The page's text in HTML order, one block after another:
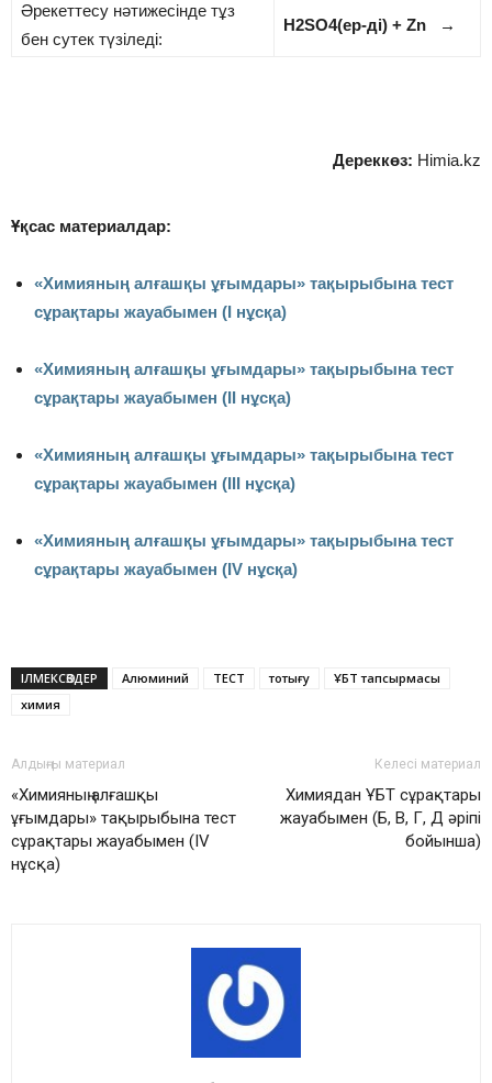
Әрекеттесу нәтижесінде тұз
бен сутек түзіледі:
H2SO4(ер-ді) + Zn →
Дереккөз: Himia.kz
Ұқсас материалдар:
«Химияның алғашқы ұғымдары» тақырыбына тест
сұрақтары жауабымен (І нұсқа)
«Химияның алғашқы ұғымдары» тақырыбына тест
сұрақтары жауабымен (ІІ нұсқа)
«Химияның алғашқы ұғымдары» тақырыбына тест
сұрақтары жауабымен (ІІІ нұсқа)
«Химияның алғашқы ұғымдары» тақырыбына тест
сұрақтары жауабымен (ІV нұсқа)
ІЛМЕКСӨЗДЕР Алюминий ТЕСТ тотығу
ҰБТ тапсырмасы
химия
Алдыңғы материал
«Химияның алғашқы
ұғымдары» тақырыбына тест
сұрақтары жауабымен (ІV
нұсқа)
Келесі материал
Химиядан ҰБТ сұрақтары
жауабымен (Б, В, Г, Д әріпі
бойынша)